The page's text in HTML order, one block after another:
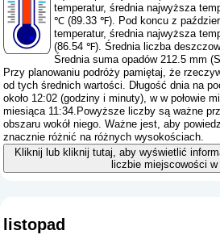
temperatur, średnia najwyższa
℃ (89.33 ℉). Pod koncu z
temperatur, średnia najwyższa
(86.54 ℉). Średnia liczba
Średnia suma opadów 212.5 mm (
Przy planowaniu podróży pamiętaj, że
od tych średnich wartości. Długość dnia na
około 12:02 (godziny i minuty), w w połowie
miesiąca 11:34.Powyższe liczby są ważne
obszaru wokół niego. Ważne jest, aby
znacznie różnić na różnych wysokościach.
Kliknij lub kliknij tutaj, aby wyświetlić
liczbie miejscowości
listopad